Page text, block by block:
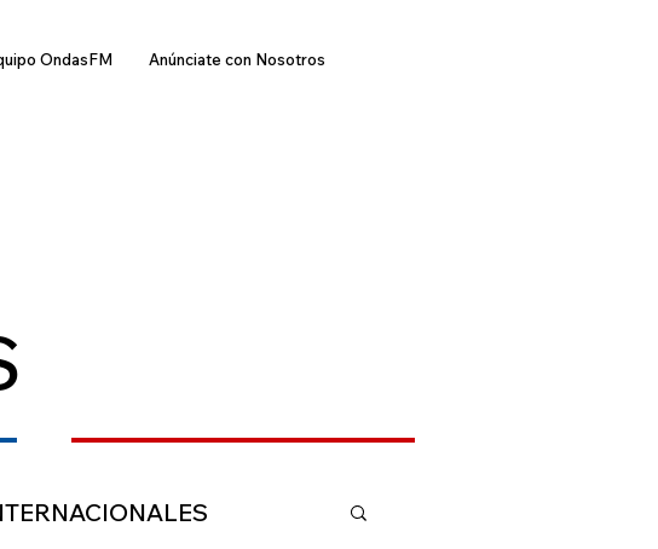
OndasFM Anúnciate con Nosotros